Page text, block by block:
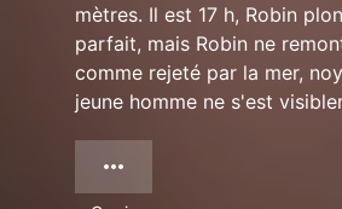
mètres. Il est 17 h, Robin
parfait, mais Robin ne
comme rejeté par la mer,
jeune homme ne s'est